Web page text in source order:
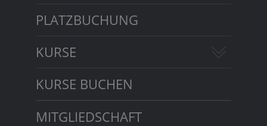
PLATZBUCHUNG
KURSE
KURSE BUCHEN
MITGLIEDSCHAFT